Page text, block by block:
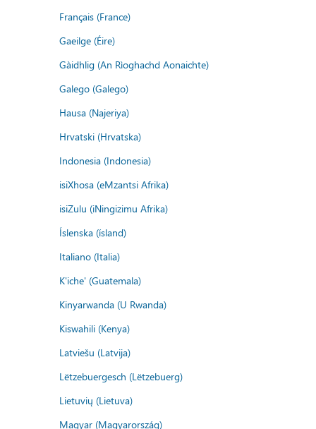
Français (France)
Gaeilge (Éire)
Gàidhlig (An Rìoghachd Aonaichte)
Galego (Galego)
Hausa (Najeriya)
Hrvatski (Hrvatska)
Indonesia (Indonesia)
isiXhosa (eMzantsi Afrika)
isiZulu (iNingizimu Afrika)
Íslenska (ísland)
Italiano (Italia)
K'iche' (Guatemala)
Kinyarwanda (U Rwanda)
Kiswahili (Kenya)
Latviešu (Latvija)
Lëtzebuergesch (Lëtzebuerg)
Lietuvių (Lietuva)
Magyar (Magyarország)